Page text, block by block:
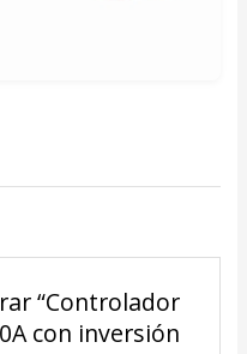
“Controlador
con inversión